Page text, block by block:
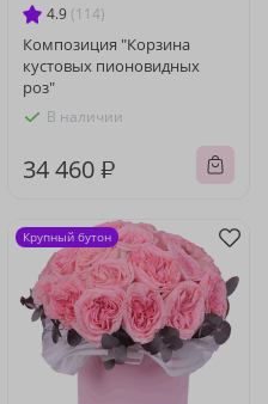
4.9 (114)
Композиция "Корзина
кустовых пионовидных
роз"
В наличии
34 460 ₽
Крупный бутон